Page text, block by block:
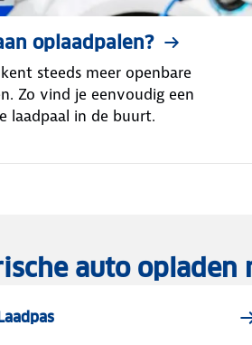
oplaadpalen?
steeds meer openbare
Zo vind je eenvoudig een
laadpaal in de buurt.
auto opladen